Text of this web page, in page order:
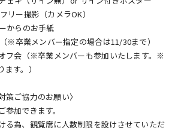
リー撮影（カメラOK）
からのお手紙
※卒業メンバー指定の場合は11/30まで）
フ会（※卒業メンバーも参加いたします。※
す。）
策ご協力のお願い〉
加できます。
る為、観覧席に人数制限を設けさせていただ